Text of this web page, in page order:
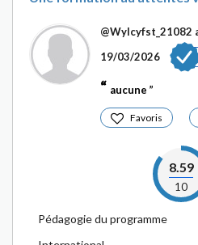
@Wylcyfst_21082
19/03/2026
aucune
Favoris
8.59
10
Pédagogie du programme